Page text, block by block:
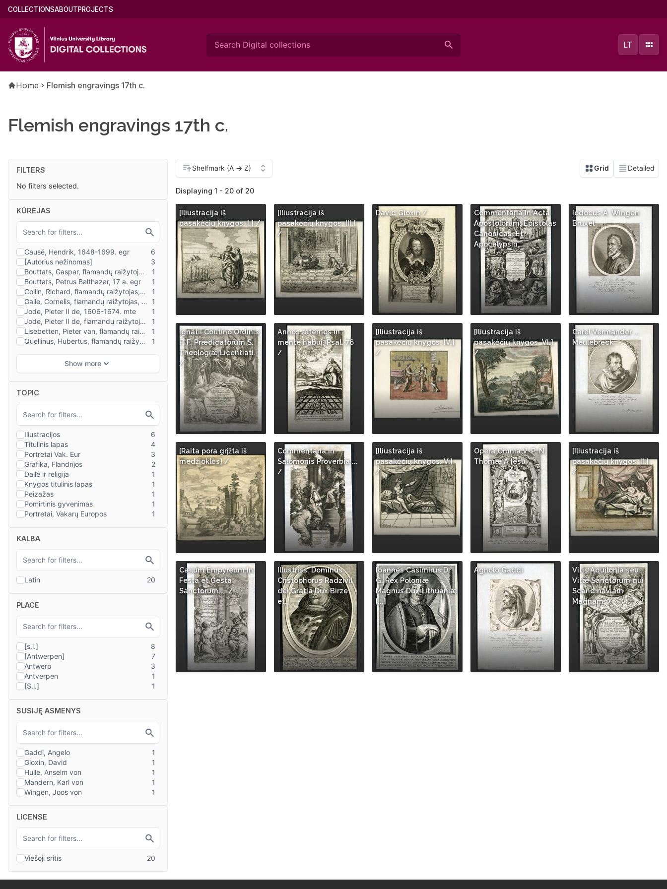
Skip
main
content
Main
(english)
COLLECTIONSABOUTPROJECTS
LT
Breadcrumb
Home Flemish engravings 17th c.
Flemish engravings 17th c.
FILTERS
No filters selected.
KŪRĖJAS
TOPIC
KALBA
PLACE
SUSIJĘ ASMENYS
LICENSE
Displaying 1 - 20 of 20
[Iliustracija iš
pasakėčių knygos. I.] /
[Iliustracija iš
pasakėčių knygos. III.]
/
David Gloxin /
Commentaria In Acta
Apostolorum, Epistolas
Canonicas, Et
Apocalypsin…
Iodocus A. Wingen
Bruxel
Ignatii Coutino Ordinis
F. F. Prædicatorum S.
Theologiæ Licentiati.
/
Annos æternos in
mente habui, Psal. 76
/
[Iliustracija iš
pasakėčių knygos. IV.]
/
[Iliustracija iš
pasakėčių knygos. VI.]
/
Carel Vermander ...
Meulebreck
[Raita pora grįžta iš
medžioklės] /
Commentaria in
Salomonis Proverbia ...
/
[Iliustracija iš
pasakėčių knygos. V.]
/
Opera Omnia V. P. N.
Thomæ A Iesu
[Iliustracija iš
pasakėčių knygos. II.]
/
Cælum Empyreum In
Festa et Gesta
Sanctorum ... /
Illustriss. Dominus
Cristophorus Radzivil
dei Gratia Dux Birze
et…
Ioannes Casimirus D.
G. Rex Poloniæ
Magnus Dux Lithuaniæ
[...]
Agnolo Gaddi
Vitis Aquilonia seu
Vitæ Sanctorum qui
Scandinaviam
Magnam. /